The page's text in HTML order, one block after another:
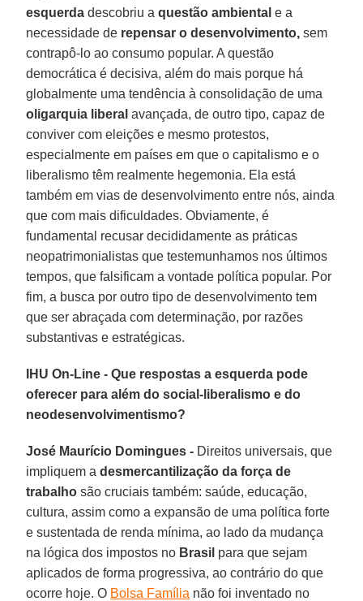
esquerda descobriu a questão ambiental e a
necessidade de repensar o desenvolvimento, sem
contrapô-lo ao consumo popular. A questão
democrática é decisiva, além do mais porque há
globalmente uma tendência à consolidação de uma
oligarquia liberal avançada, de outro tipo, capaz de
conviver com eleições e mesmo protestos,
especialmente em países em que o capitalismo e o
liberalismo têm realmente hegemonia. Ela está
também em vias de desenvolvimento entre nós, ainda
que com mais dificuldades. Obviamente, é
fundamental recusar decididamente as práticas
neopatrimonialistas que testemunhamos nos últimos
tempos, que falsificam a vontade política popular. Por
fim, a busca por outro tipo de desenvolvimento tem
que ser abraçada com determinação, por razões
substantivas e estratégicas.
IHU On-Line - Que respostas a esquerda pode
oferecer para além do social-liberalismo e do
neodesenvolvimentismo?
José Maurício Domingues - Direitos universais, que
impliquem adesmercantilização da força de
trabalho são cruciais também: saúde, educação,
cultura, assim como a expansão de uma política forte
e sustentada de renda mínima, ao lado da mudança
na lógica dos impostos no Brasil para que sejam
aplicados de forma progressiva, ao contrário do que
ocorre hoje. O Bolsa Família não foi inventado no